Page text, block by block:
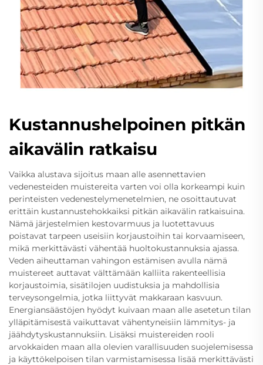
Kustannushelpoinen pitkän
aikavälin ratkaisu
Vaikka alustava sijoitus maan alle asennettavien
vedenesteiden muistereita varten voi olla korkeampi kuin
perinteisten vedenestelymenetelmien, ne osoittautuvat
erittäin kustannustehokkaiksi pitkän aikavälin ratkaisuina.
Nämä järjestelmien kestovarmuus ja luotettavuus
poistavat tarpeen useisiin korjaustoihin tai korvaamiseen,
mikä merkittävästi vähentää huoltokustannuksia ajassa.
Veden aiheuttaman vahingon estämisen avulla nämä
muistereet auttavat välttämään kalliita rakenteellisia
korjaustoimia, sisätilojen uudistuksia ja mahdollisia
terveysongelmia, jotka liittyvät makkaraan kasvuun.
Energiansäästöjen hyödyt kuivaan maan alle asetetun tilan
ylläpitämisestä vaikuttavat vähentyneisiin lämmitys- ja
jäähdytyskustannuksiin. Lisäksi muistereiden rooli
arvokkaiden maan alla olevien varallisuuden suojelemisessa
ja käyttökelpoisen tilan varmistamisessa lisää merkittävästi